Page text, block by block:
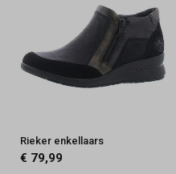
Rieker enkellaars
€ 79,99